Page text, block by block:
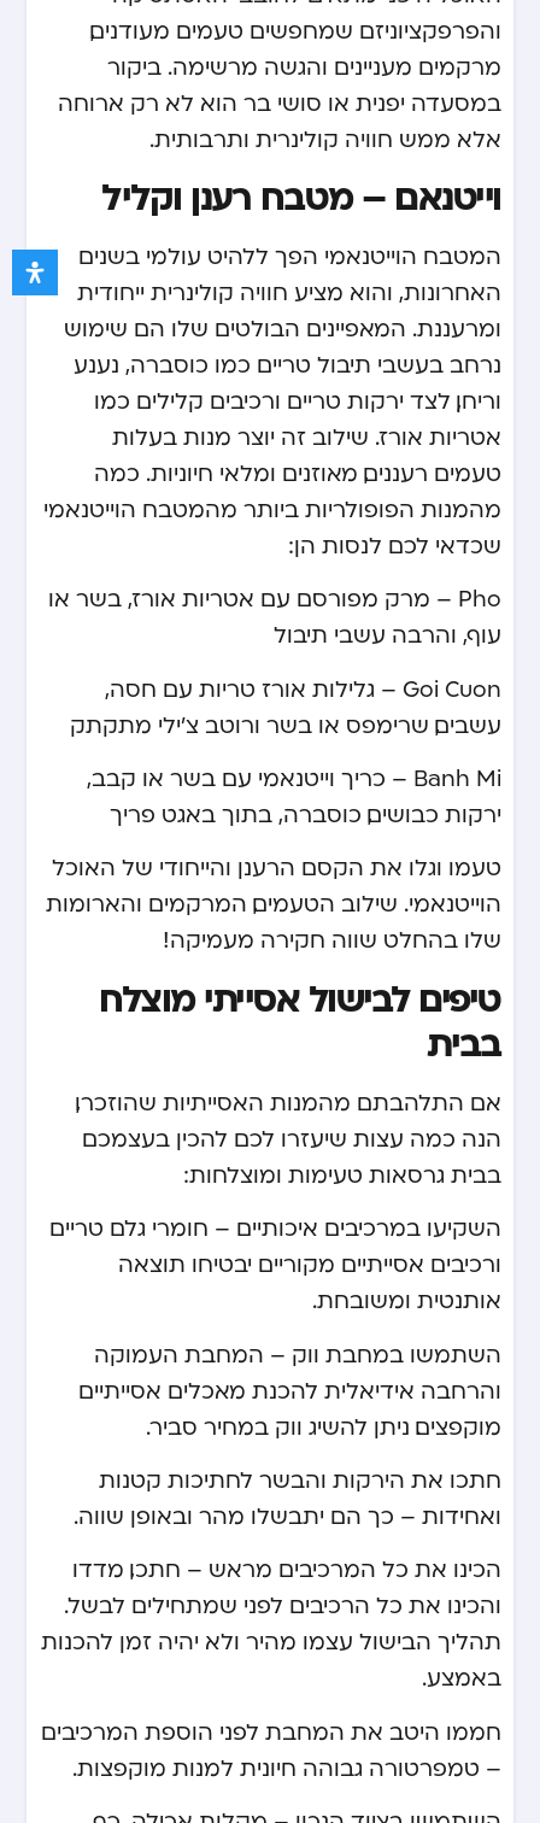
והפרפקציוניזם שמחפשים טעמים מעודנים,
מרקמים מעניינים והגשה מרשימה. ביקור
במסעדה יפנית או סושי בר הוא לא רק ארוחה
אלא ממש חוויה קולינרית ותרבותית.
וייטנאם – מטבח רענן וקליל
המטבח הוייטנאמי הפך ללהיט עולמי בשנים
האחרונות, והוא מציע חוויה קולינרית ייחודית
ומרעננת. המאפיינים הבולטים שלו הם שימוש
נרחב בעשבי תיבול טריים כמו כוסברה, נענע
וריחן, לצד ירקות טריים ורכיבים קלילים כמו
אטריות אורז. שילוב זה יוצר מנות בעלות
טעמים רעננים, מאוזנים ומלאי חיוניות. כמה
מהמנות הפופולריות ביותר מהמטבח הוייטנאמי
שכדאי לכם לנסות הן:
Pho – מרק מפורסם עם אטריות אורז, בשר או
עוף, והרבה עשבי תיבול
Goi Cuon – גלילות אורז טריות עם חסה,
עשבים, שרימפס או בשר ורוטב צ’ילי מתקתק
Banh Mi – כריך וייטנאמי עם בשר או קבב,
ירקות כבושים, כוסברה, בתוך באגט פריך
טעמו וגלו את הקסם הרענן והייחודי של האוכל
הוייטנאמי. שילוב הטעמים, המרקמים והארומות
שלו בהחלט שווה חקירה מעמיקה!
טיפים לבישול אסייתי מוצלח
בבית
אם התלהבתם מהמנות האסייתיות שהוזכרו,
הנה כמה עצות שיעזרו לכם להכין בעצמכם
בבית גרסאות טעימות ומוצלחות:
השקיעו במרכיבים איכותיים – חומרי גלם טריים
ורכיבים אסייתיים מקוריים יבטיחו תוצאה
אותנטית ומשובחת.
השתמשו במחבת ווק – המחבת העמוקה
והרחבה אידיאלית להכנת מאכלים אסייתיים
מוקפצים. ניתן להשיג ווק במחיר סביר.
חתכו את הירקות והבשר לחתיכות קטנות
ואחידות – כך הם יתבשלו מהר ובאופן שווה.
הכינו את כל המרכיבים מראש – חתכו, מדדו
והכינו את כל הרכיבים לפני שמתחילים לבשל.
תהליך הבישול עצמו מהיר ולא יהיה זמן להכנות
באמצע.
חממו היטב את המחבת לפני הוספת המרכיבים
– טמפרטורה גבוהה חיונית למנות מוקפצות.